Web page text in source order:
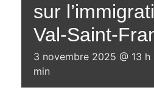
sur
Val-Saint-
3 novembre 2025 @ 13 h
min